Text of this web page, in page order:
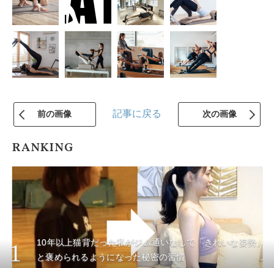
前の画像 記事に戻る 次の画像
RANKING
1
10年以上猫背だった私がジム通いなしで「きれいな姿勢」
と褒められるようになった秘密の習慣